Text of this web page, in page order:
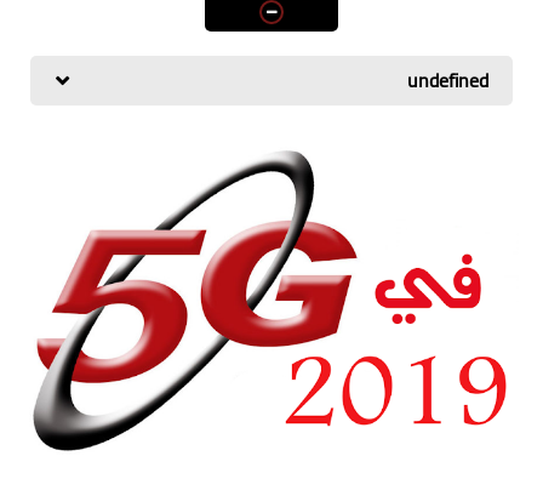
اسعار الهواتف
هواوي
اجهزة جوجل
العامة
مركات الهواتف
undefined